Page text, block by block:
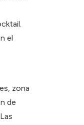
el
zona
de